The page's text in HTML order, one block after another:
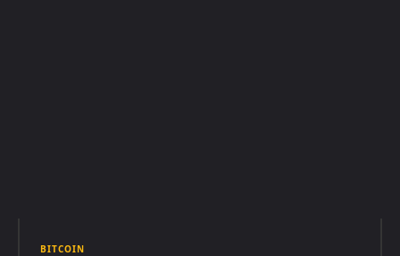
BITCOIN